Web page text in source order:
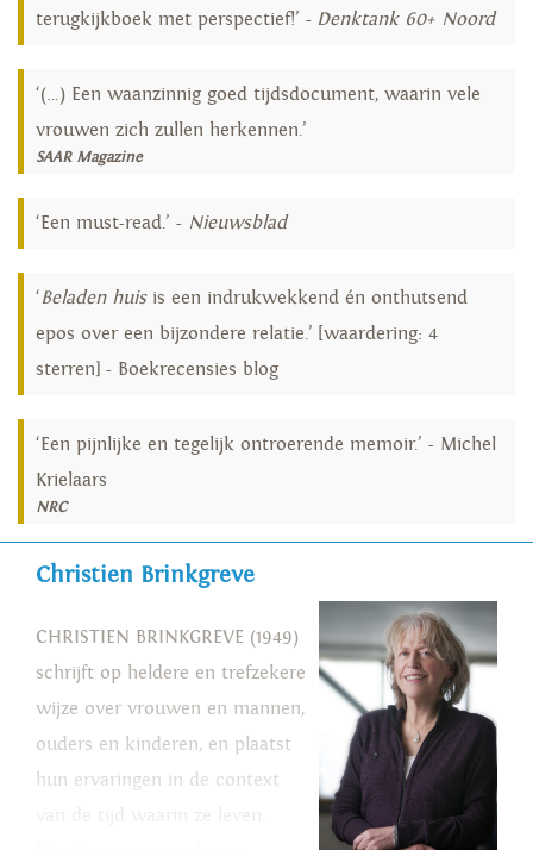
terugkijkboek met perspectief!’ - Denktank 60+ Noord
‘(…) Een waanzinnig goed tijdsdocument, waarin vele
vrouwen zich zullen herkennen.’
SAAR Magazine
‘Een must-read.’ - Nieuwsblad
‘Beladen huis is een indrukwekkend én onthutsend
epos over een bijzondere relatie.’ [waardering: 4
sterren] - Boekrecensies blog
‘Een pijnlijke en tegelijk ontroerende memoir.’ - Michel
Krielaars
NRC
Christien Brinkgreve
CHRISTIEN BRINKGREVE (1949)
schrijft op heldere en trefzekere
wijze over vrouwen en mannen,
ouders en kinderen, en plaatst
hun ervaringen in de context